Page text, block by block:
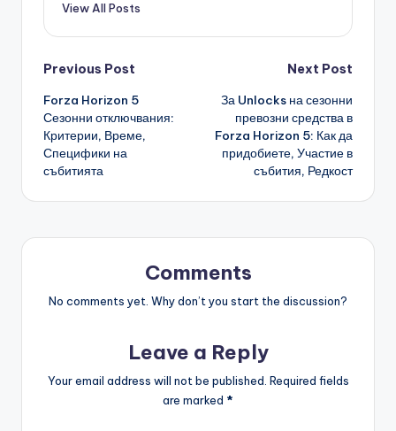
View All Posts
Post
navigation
Previous Post
Forza Horizon 5
Сезонни отключвания:
Критерии, Време,
Специфики на
събитията
Next Post
За Unlocks на сезонни
превозни средства в
Forza Horizon 5: Как да
придобиете, Участие в
събития, Редкост
Comments
No comments yet. Why don’t you start the discussion?
Leave a Reply
Your email address will not be published. Required fields
are marked *